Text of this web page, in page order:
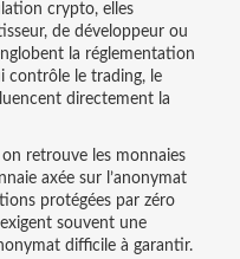
crypto, elles
de développeur ou
la réglementation
contrôle le trading, le
directement la
retrouve les monnaies
axée sur l’anonymat
protégées par zéro
souvent une
difficile à garantir.